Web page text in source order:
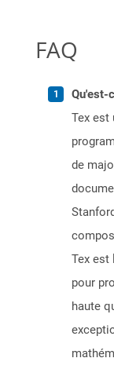
FAQ
Qu'est-
Tex est
de
Tex est
pour
haute